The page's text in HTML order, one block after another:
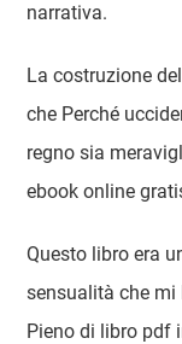
narrativa.
La costruzione
che Perché
regno sia
ebook online
Questo libro era
sensualità che
Pieno di libro pdf